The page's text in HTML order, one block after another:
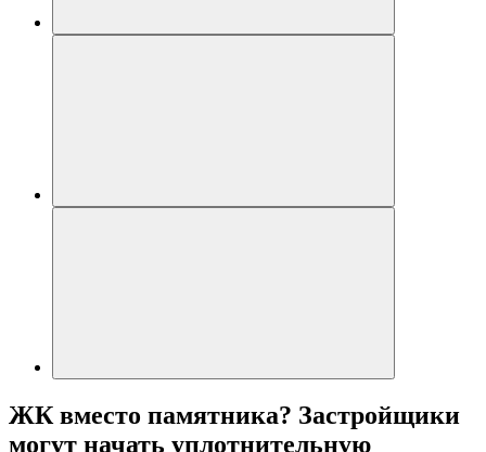
ЖК вместо памятника? Застройщики
могут начать уплотнительную